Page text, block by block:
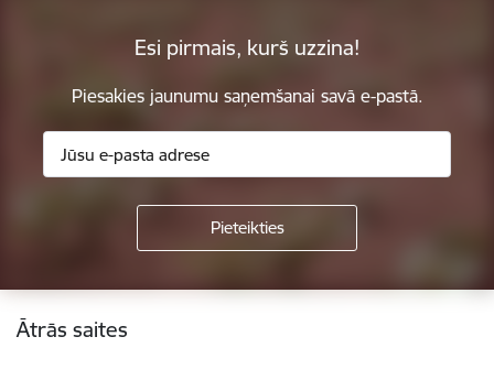
Esi pirmais, kurš uzzina!
Piesakies jaunumu saņemšanai savā e-pastā.
Kājene
Ātrās saites